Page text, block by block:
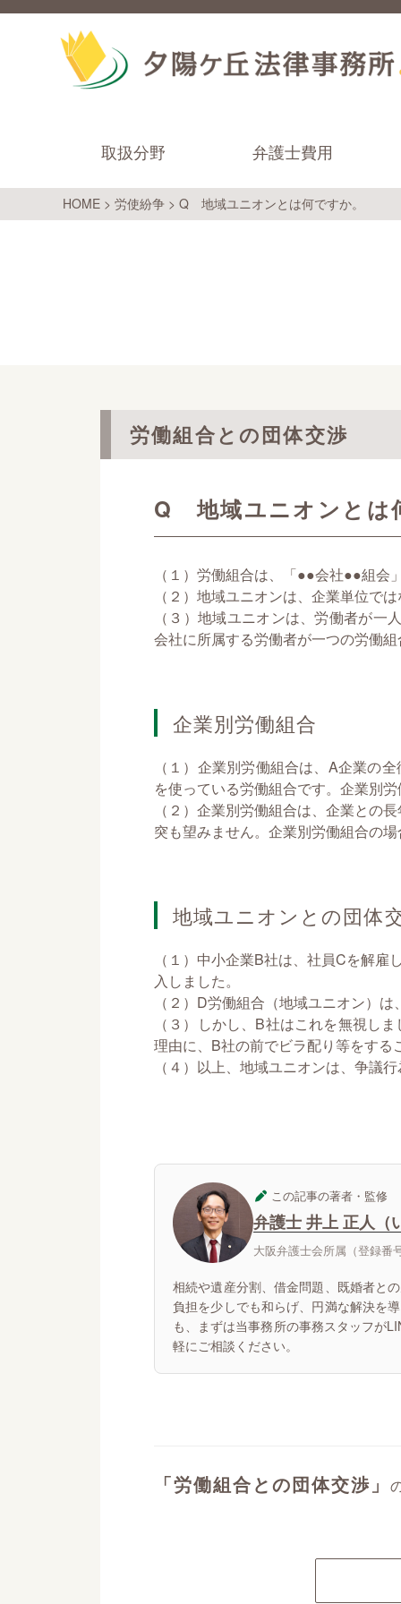
取扱分野 弁護士費用
HOME > 労使紛争 > Q 地域ユニオンとは何ですか。
労働組合との団体交渉
Q 地域ユニオンとは
（１）労働組合は、「●●会社●●組
（２）地域ユニオンは、企業単位で
（３）地域ユニオンは、労働者が
会社に所属する労働者が一つの労働
企業別労働組合
（１）企業別労働組合は、A企業の
を使っている労働組合です。企業別
（２）企業別労働組合は、企業との
突も望みません。企業別労働組合の
地域ユニオンとの団体
（１）中小企業B社は、社員Cを解
入しました。
（２）D労働組合（地域ユニオン）
（３）しかし、B社はこれを無視し
理由に、B社の前でビラ配り等をする
（４）以上、地域ユニオンは、争議
この記事の著者・監修
弁護士 井上 正人（
大阪弁護士会所属（登録番
相続や遺産分割、借金問題、既婚者と
負担を少しでも和らげ、円満な解決を
も、まずは当事務所の事務スタッフが
軽にご相談ください。
「労働組合との団体交渉」